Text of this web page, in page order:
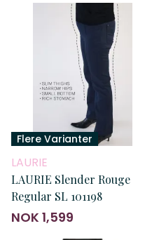
Flere Varianter
LAURIE
LAURIE Slender Rouge
Regular SL 101198
NOK 1,599